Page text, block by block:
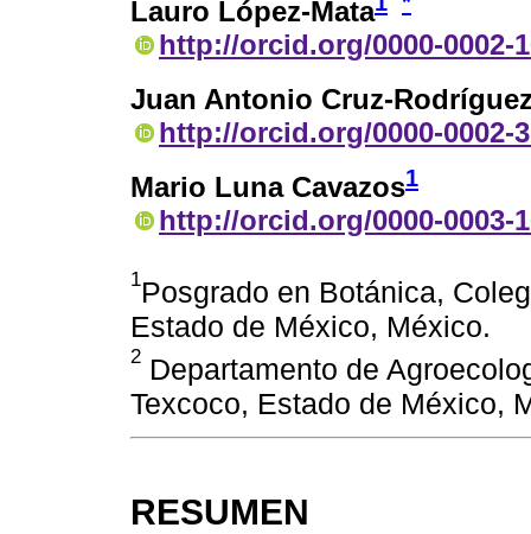
Lauro López-Mata
http://orcid.org/0000-0002-
Juan Antonio Cruz-
http://orcid.org/0000-0002-
Mario Luna Cavazos1
http://orcid.org/0000-0003-
1Posgrado en Botánica,
Estado de México, México.
2 Departamento de
Texcoco, Estado de México,
RESUMEN